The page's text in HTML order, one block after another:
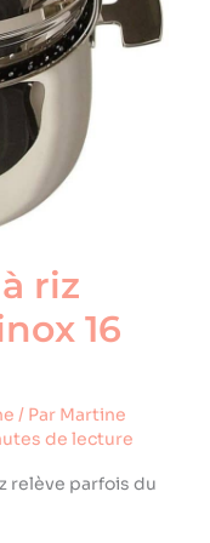
riz
16
/ Par Martine
de lecture
relève parfois du